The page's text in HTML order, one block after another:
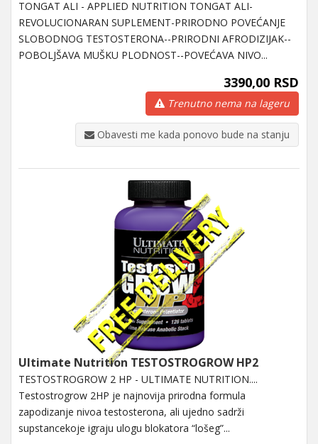
TONGAT ALI - APPLIED NUTRITION TONGAT ALI-
REVOLUCIONARAN SUPLEMENT-PRIRODNO POVEĆANJE
SLOBODNOG TESTOSTERONA--PRIRODNI AFRODIZIJAK--
POBOLJŠAVA MUŠKU PLODNOST--POVEĆAVA NIVO...
3390,00 RSD
Trenutno nema na lageru
Obavesti me kada ponovo bude na stanju
Ultimate Nutrition TESTOSTROGROW HP2
TESTOSTROGROW 2 HP - ULTIMATE NUTRITION....
Testostrogrow 2HP je najnovija prirodna formula
zapodizanje nivoa testosterona, ali ujedno sadrži
supstancekoje igraju ulogu blokatora “lošeg”...